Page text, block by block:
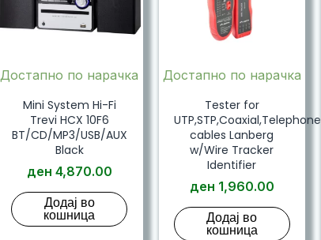
Достапно по нарачка
Mini System Hi-Fi
Trevi HCX 10F6
BT/CD/MP3/USB/AUX
Black
ден 4,870.00
Додај во
кошница
Достапно по нарачка
Tester for
UTP,STP,Coaxial,Telephone
cables Lanberg
w/Wire Tracker
Identifier
ден 1,960.00
Додај во
кошница